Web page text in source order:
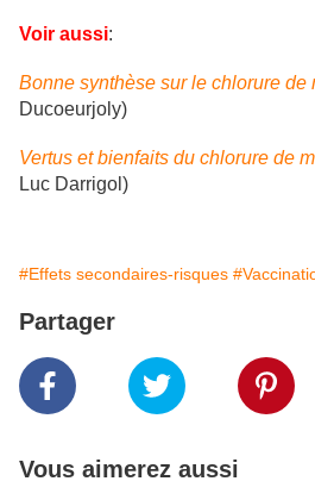
Voir aussi:
Bonne synthèse sur le chlorure de
Ducoeurjoly)
Vertus et bienfaits du chlorure de
Luc Darrigol)
#Effets secondaires-risques
Partager
Vous aimerez aussi